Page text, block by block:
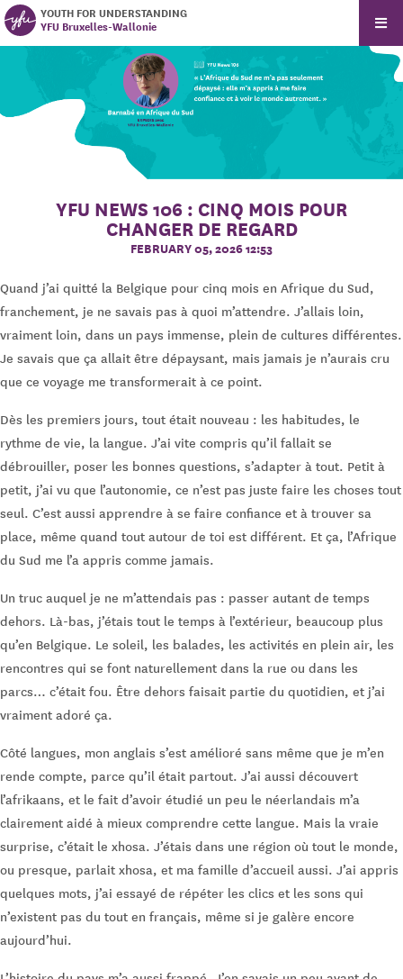
YOUTH FOR UNDERSTANDING
YFU Bruxelles-Wallonie
YFU NEWS 106 : CINQ MOIS POUR
CHANGER DE REGARD
FEBRUARY 05, 2026 12:53
Quand j’ai quitté la Belgique pour cinq mois en Afrique du Sud,
franchement, je ne savais pas à quoi m’attendre. J’allais loin,
vraiment loin, dans un pays immense, plein de cultures différentes.
Je savais que ça allait être dépaysant, mais jamais je n’aurais cru
que ce voyage me transformerait à ce point.
Dès les premiers jours, tout était nouveau : les habitudes, le
rythme de vie, la langue. J’ai vite compris qu’il fallait se
débrouiller, poser les bonnes questions, s’adapter à tout. Petit à
petit, j’ai vu que l’autonomie, ce n’est pas juste faire les choses tout
seul. C’est aussi apprendre à se faire confiance et à trouver sa
place, même quand tout autour de toi est différent. Et ça, l’Afrique
du Sud me l’a appris comme jamais.
Un truc auquel je ne m’attendais pas : passer autant de temps
dehors. Là-bas, j’étais tout le temps à l’extérieur, beaucoup plus
qu’en Belgique. Le soleil, les balades, les activités en plein air, les
rencontres qui se font naturellement dans la rue ou dans les
parcs… c’était fou. Être dehors faisait partie du quotidien, et j’ai
vraiment adoré ça.
Côté langues, mon anglais s’est amélioré sans même que je m’en
rende compte, parce qu’il était partout. J’ai aussi découvert
l’afrikaans, et le fait d’avoir étudié un peu le néerlandais m’a
clairement aidé à mieux comprendre cette langue. Mais la vraie
surprise, c’était le xhosa. J’étais dans une région où tout le monde,
ou presque, parlait xhosa, et ma famille d’accueil aussi. J’ai appris
quelques mots, j’ai essayé de répéter les clics et les sons qui
n’existent pas du tout en français, même si je galère encore
aujourd’hui.